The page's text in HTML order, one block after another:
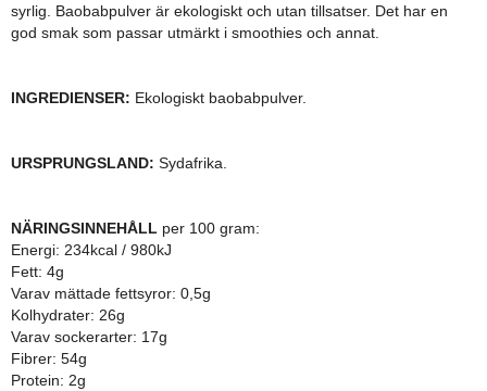
syrlig. Baobabpulver är ekologiskt och utan tillsatser. Det har en
god smak som passar utmärkt i smoothies och annat.
INGREDIENSER: Ekologiskt baobabpulver.
URSPRUNGSLAND: Sydafrika.
NÄRINGSINNEHÅLL per 100 gram:
Energi: 234kcal / 980kJ
Fett: 4g
Varav mättade fettsyror: 0,5g
Kolhydrater: 26g
Varav sockerarter: 17g
Fibrer: 54g
Protein: 2g